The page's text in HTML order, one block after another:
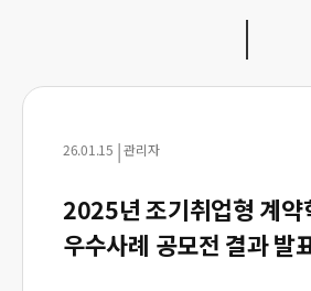
26.01.15 |관리자
2025년 조기취업형 계약
우수사례 공모전 결과 발